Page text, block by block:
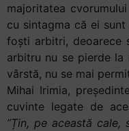
majoritatea
cu sintagma că ei
foști arbitri, deoarece
arbitru nu se pierde
vârstă, nu se mai
Mihai Irimia,
cuvinte legate de
”Țin, pe această cale,